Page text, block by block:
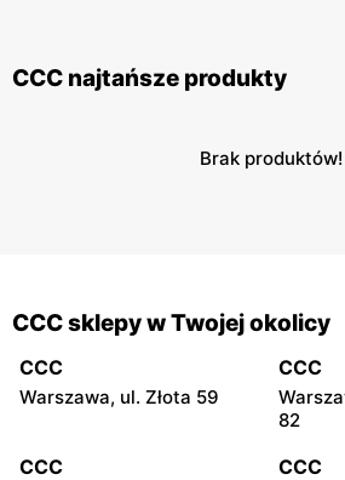
CCC najtańsze produkty
Brak produktów!
CCC sklepy w Twojej okolicy
CCC
Warszawa, ul. Złota 59
CCC
82
CCC CCC